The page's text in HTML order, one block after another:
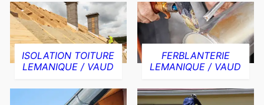
ISOLATION TOITURE
LEMANIQUE / VAUD
FERBLANTERIE
LEMANIQUE / VAUD